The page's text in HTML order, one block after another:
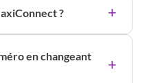
?
en changeant